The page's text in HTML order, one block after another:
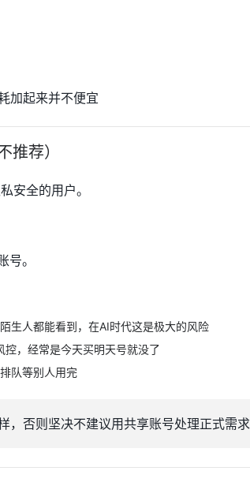
加起来并不便宜
推荐）
安全的用户。
。
生人都能看到，在AI时代这是极大的风险
，经常是今天买明天号就没了
队等别人用完
，否则坚决不建议用共享账号处理正式需